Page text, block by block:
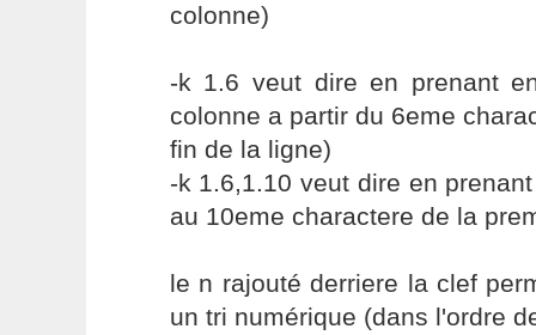
colonne)
-k 1.6 veut dire en prenant
colonne a partir du 6eme
fin de la ligne)
-k 1.6,1.10 veut dire en
au 10eme charactere de la
le n rajouté derriere la clef
un tri numérique (dans l'ordre